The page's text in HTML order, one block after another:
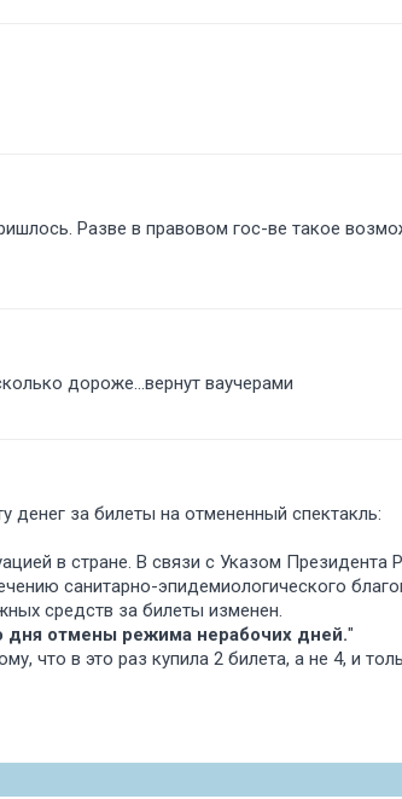
Разве в правовом гос-ве такое
дороже...вернут ваучерами
денег за билеты на отмененный спектакль:
в стране. В связи с Указом Президента
санитарно-эпидемиологического
средств за билеты изменен.
дня отмены режима нерабочих дней."
что в это раз купила 2 билета, а не 4, и